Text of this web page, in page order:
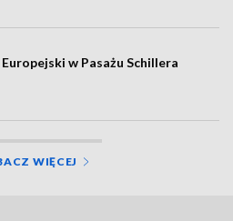
w Pasażu Schillera
WIĘCEJ